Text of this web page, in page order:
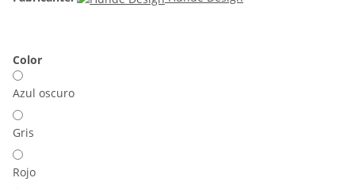
Color
Azul oscuro
Gris
Rojo